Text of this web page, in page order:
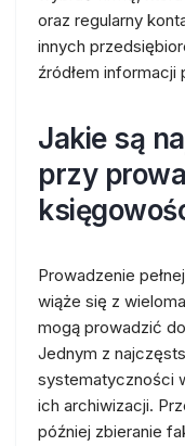
oraz regularny
innych
źródłem
Jakie są
przy
Prowadzenie
wiąże się z
mogą prowadzić
Jednym z
systematyczności
ich archiwizacji.
później zbieranie